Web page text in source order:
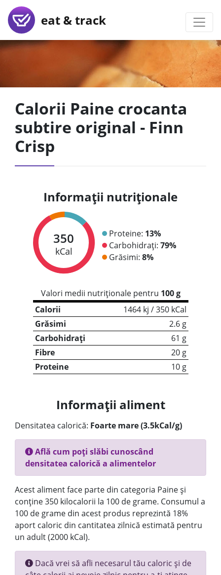
eat & track
Calorii Paine crocanta
subtire original - Finn
Crisp
Informații nutriționale
350
kCal
Proteine: 13%
Carbohidrați: 79%
Grăsimi: 8%
Valori medii nutriționale pentru 100 g
Calorii
1464 kj / 350 kCal
Grăsimi
2.6 g
Carbohidrați
61 g
Fibre
20 g
Proteine
10 g
Informații aliment
Densitatea calorică: Foarte mare (3.5kCal/g)
Află cum poți slăbi cunoscând
densitatea calorică a alimentelor
Acest aliment face parte din categoria Paine și
conține 350 kilocalorii la 100 de grame. Consumul a
100 de grame din acest produs reprezintă 18%
aport caloric din cantitatea zilnică estimată pentru
un adult (2000 kCal).
Dacă vrei să afli necesarul tău caloric și de